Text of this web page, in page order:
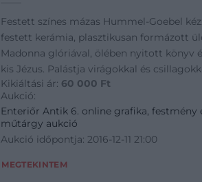
Festett színes mázas Hummel-Goebel
festett kerámia, plasztikusan formázott
Madonna glóriával, ölében nyitott könyv
kis Jézus. Palástja virágokkal és
mintázott. A paláston masszába nyomott J
M Hummel jelzés, máz alatti kék jelz
Kikiáltási ár: 60 000 Ft
Aukció:
Enteriőr Antik 6. online grafika, festmény
műtárgy aukció
Aukció időpontja: 2016-12-11 21:00
MEGTEKINTEM